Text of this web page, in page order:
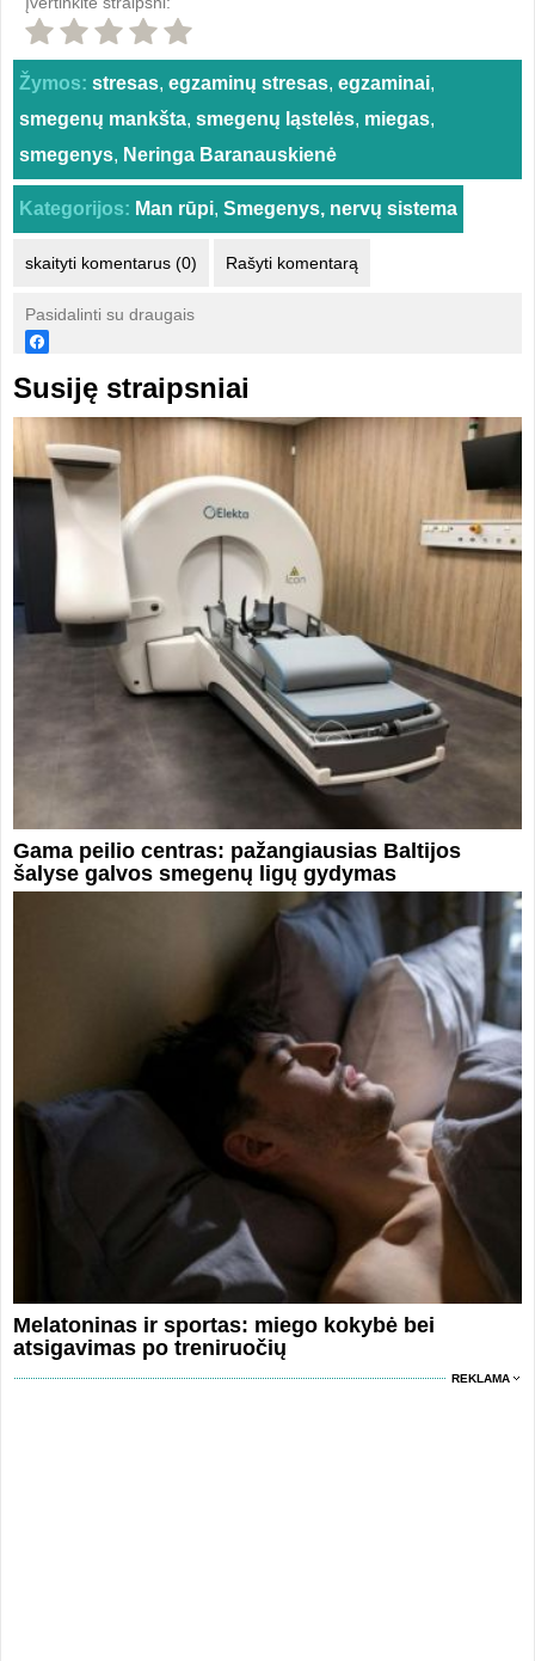
Žymos: stresas, egzaminų stresas, egzaminai,
smegenų mankšta, smegenų ląstelės, miegas,
smegenys, Neringa Baranauskienė
Kategorijos: Man rūpi, Smegenys, nervų sistema
skaityti komentarus (0) Rašyti komentarą
Pasidalinti su draugais
Susiję straipsniai
Gama peilio centras: pažangiausias Baltijos
šalyse galvos smegenų ligų gydymas
Melatoninas ir sportas: miego kokybė bei
atsigavimas po treniruočių
REKLAMA